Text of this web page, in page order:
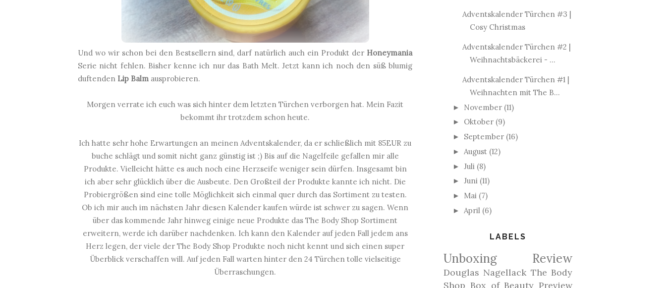
Und wo wir schon bei den Bestsellern sind, darf natürlich auch ein Produkt der Honeymania
Serie nicht fehlen. Bisher kenne ich nur das Bath Melt. Jetzt kann ich noch den süß blumig
duftenden Lip Balm ausprobieren.
Morgen verrate ich euch was sich hinter dem letzten Türchen verborgen hat. Mein Fazit
bekommt ihr trotzdem schon heute.
Ich hatte sehr hohe Erwartungen an meinen Adventskalender, da er schließlich mit 85EUR zu
buche schlägt und somit nicht ganz günstig ist ;) Bis auf die Nagelfeile gefallen mir alle
Produkte. Vielleicht hätte es auch noch eine Herzseife weniger sein dürfen. Insgesamt bin
ich aber sehr glücklich über die Ausbeute. Den Großteil der Produkte kannte ich nicht. Die
Probiergrößen sind eine tolle Möglichkeit sich einmal quer durch das Sortiment zu testen.
Ob ich mir auch im nächsten Jahr diesen Kalender kaufen würde ist schwer zu sagen. Wenn
über das kommende Jahr hinweg einige neue Produkte das The Body Shop Sortiment
erweitern, werde ich darüber nachdenken. Ich kann den Kalender auf jeden Fall jedem ans
Herz legen, der viele der The Body Shop Produkte noch nicht kennt und sich einen super
Überblick verschaffen will. Auf jeden Fall warten hinter den 24 Türchen tolle vielseitige
Überraschungen.
Adventskalender Türchen #3 |
Cosy Christmas
Adventskalender Türchen #2 |
Weihnachtsbäckerei - ...
Adventskalender Türchen #1 |
Weihnachten mit The B...
► November (11)
► Oktober (9)
► September (16)
► August (12)
► Juli (8)
► Juni (11)
► Mai (7)
► April (6)
LABELS
Unboxing Review
Douglas Nagellack The Body
Shop Box of Beauty Preview